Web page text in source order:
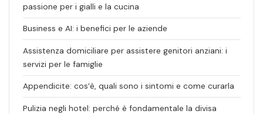
passione per i gialli e la cucina
Business e AI: i benefici per le aziende
Assistenza domiciliare per assistere genitori anziani: i
servizi per le famiglie
Appendicite: cos’è, quali sono i sintomi e come curarla
Pulizia negli hotel: perché è fondamentale la divisa